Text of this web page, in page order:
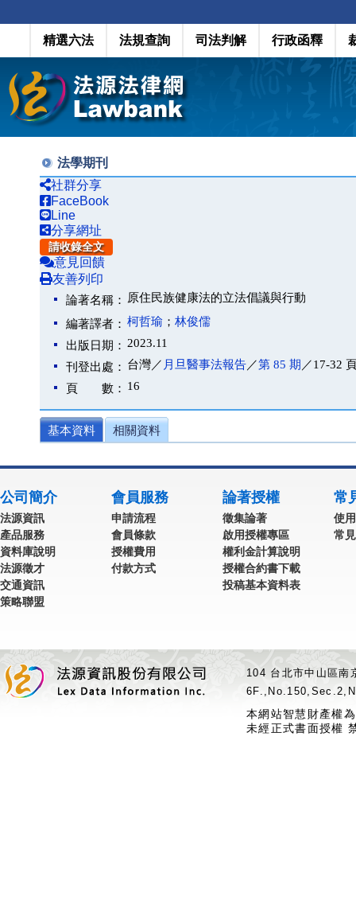
精選六法 法規查詢 司法判解 行政函釋
法學期刊
社群分享
FaceBook
Line
分享網址
請收錄全文
意見回饋
友善列印
論著名稱： 原住民族健康法的立法倡議與行動
編著譯者： 柯哲瑜 ； 林俊儒
出版日期： 2023.11
刊登出處： 台灣／ 月旦醫事法報告／第 85 期 ／17-32
頁 數： 16
基本資料 相關資料
公司簡介
法源資訊
產品服務
資料庫說明
法源徵才
交通資訊
策略聯盟
會員服務
申請流程
會員條款
授權費用
付款方式
論著授權
徵集論著
啟用授權專區
權利金計算說明
授權合約書下載
投稿基本資料表
常
使
常
104 台北市中山區
本網站智慧財產權
未經正式書面授權